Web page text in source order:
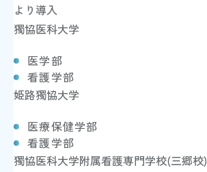
より導入
獨協医科大学
医学部
看護学部
姫路獨協大学
医療保健学部
看護学部
獨協医科大学附属看護専門学校(三郷校)